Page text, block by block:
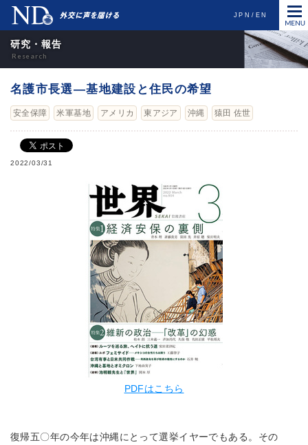
JPN EN
研究・報告
名護市長選―基地建設と住民の希望
安全保障 米軍基地 アメリカ 東アジア 沖縄 猿田 佐世
2022/03/31
PDFはこちら
復帰五〇年の今年は沖縄にとって選挙イヤーでもある。その